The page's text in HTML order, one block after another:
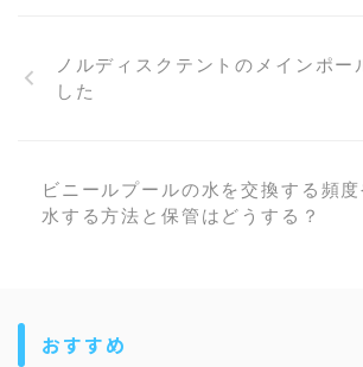
ノルディスクテントのメインポー
した
ビニールプールの水を交換する頻
水する方法と保管はどうする？
おすすめ